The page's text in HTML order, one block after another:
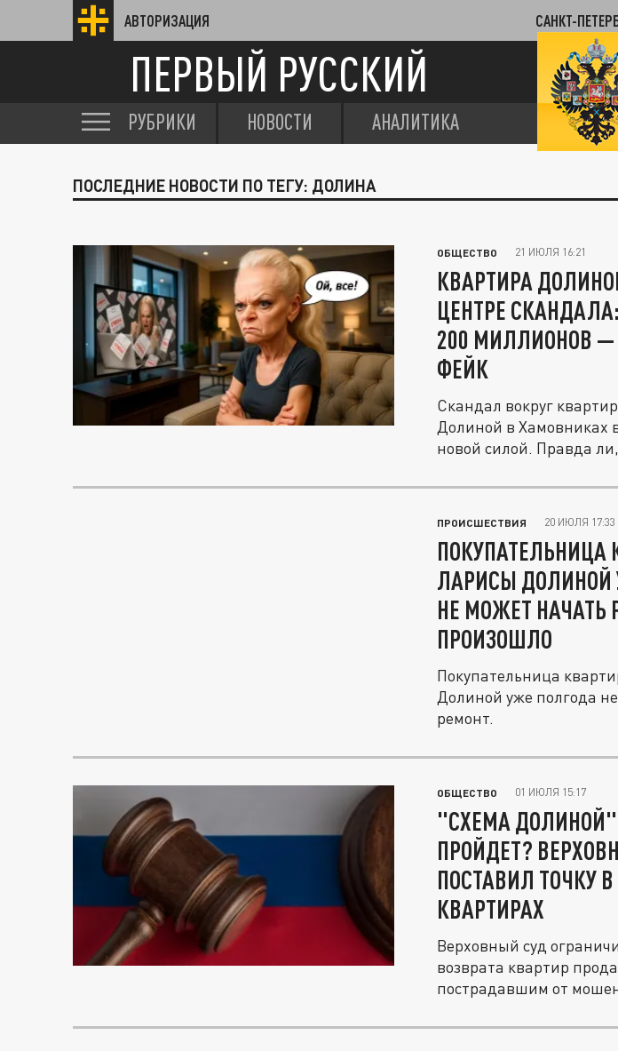
АВТОРИЗАЦИЯ САНКТ-
ПЕРВЫЙ РУССКИЙ
РУБРИКИ НОВОСТИ АНАЛИТИКА
ПОСЛЕДНИЕ НОВОСТИ ПО ТЕГУ: ДОЛИНА
ОБЩЕСТВО 21 ИЮЛЯ 16:21
КВАРТИРА
ЦЕНТРЕ
200 МИЛЛИОНОВ
ФЕЙК
Скандал вокруг
Долиной в Хамовниках
новой силой. Правда
ПРОИСШЕСТВИЯ 20 ИЮЛЯ 17:33
ПОКУПАТЕЛЬНИЦА
ЛАРИСЫ ДОЛИНОЙ
НЕ МОЖЕТ НАЧАТЬ
ПРОИЗОШЛО
Покупательница
Долиной уже полгода
ремонт.
ОБЩЕСТВО 01 ИЮЛЯ 15:17
"СХЕМА
ПРОЙДЕТ?
ПОСТАВИЛ ТОЧКУ
КВАРТИРАХ
Верховный суд
возврата квартир
пострадавшим от